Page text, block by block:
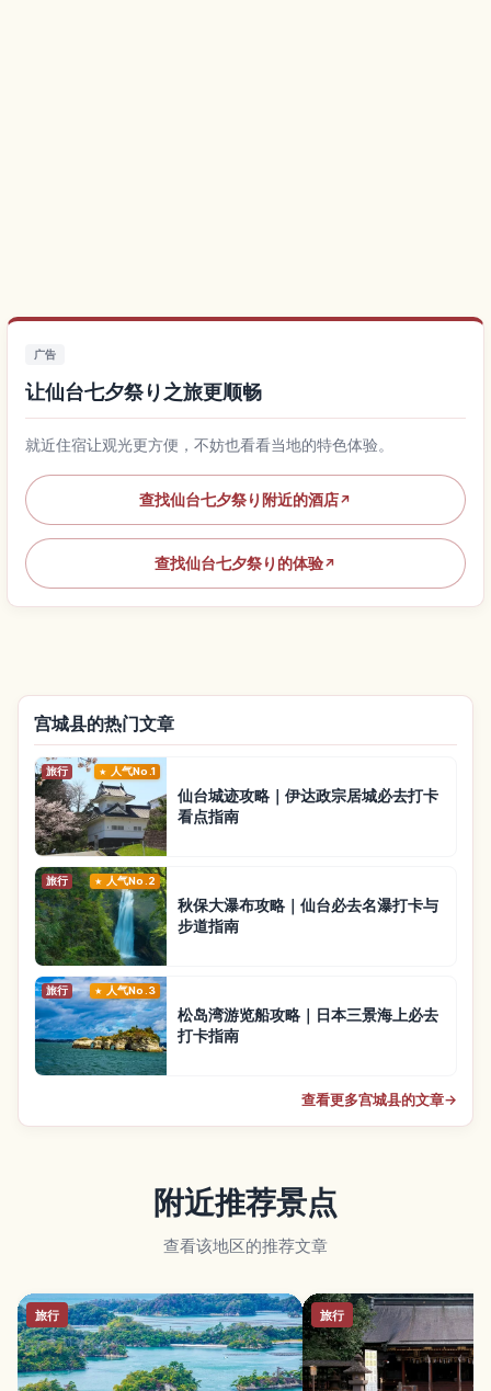
广告
让仙台七夕祭り之旅更顺畅
就近住宿让观光更方便，不妨也看看当地的特色体验。
查找仙台七夕祭り附近的酒店↗
查找仙台七夕祭り的体验↗
宫城县的热门文章
旅行 人气No.1
仙台城迹攻略｜伊达政宗居城必去打卡
看点指南
旅行 人气No.2
秋保大瀑布攻略｜仙台必去名瀑打卡与
步道指南
旅行 人气No.3
松岛湾游览船攻略｜日本三景海上必去
打卡指南
查看更多宫城县的文章→
附近推荐景点
查看该地区的推荐文章
旅行 旅行